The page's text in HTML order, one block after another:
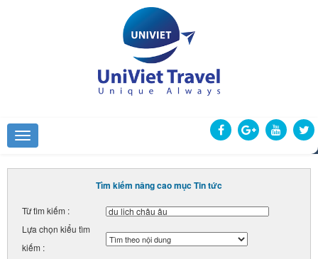
Tìm kiếm nâng cao mục Tin tức
Từ tìm kiếm :
Lựa chọn kiểu tìm
kiếm :